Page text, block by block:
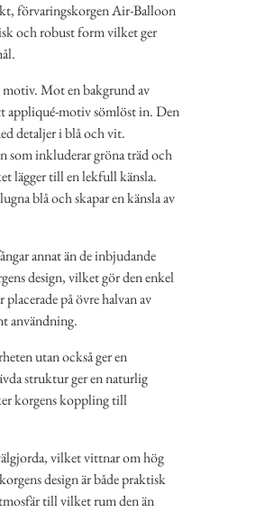
förvaringskorgen Air-Balloon
och robust form vilket ger
motiv. Mot en bakgrund av
appliqué-motiv sömlöst in. Den
detaljer i blå och vit.
som inkluderar gröna träd och
lägger till en lekfull känsla.
blå och skapar en känsla av
annat än de inbjudande
design, vilket gör den enkel
på övre halvan av
användning.
utan också ger en
struktur ger en naturlig
korgens koppling till
vilket vittnar om hög
design är både praktisk
till vilket rum den än